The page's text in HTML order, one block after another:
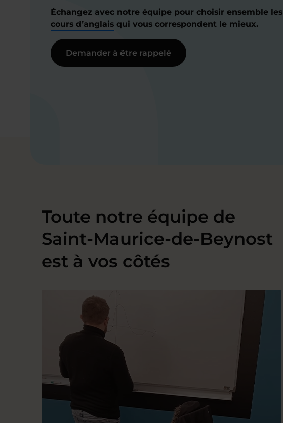
Échangez avec notre équipe pour choisir ensemble les
cours d’anglais qui vous correspondent le mieux.
Demander à être rappelé
Toute notre équipe de
Saint-Maurice-de-Beynost
est à vos côtés